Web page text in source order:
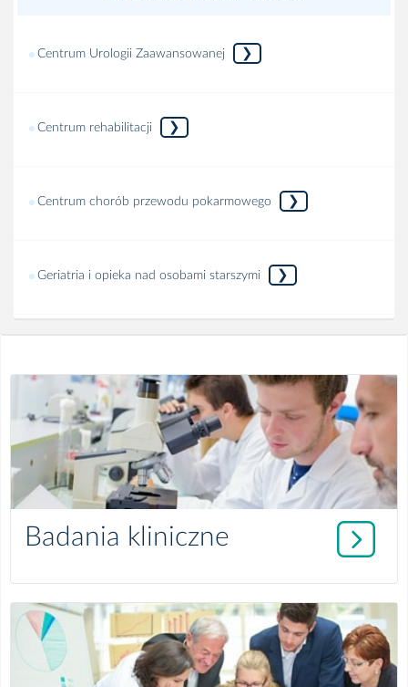
Centrum Urologii Zaawansowanej ❯
Centrum rehabilitacji ❯
Centrum chorób przewodu pokarmowego ❯
Geriatria i opieka nad osobami starszymi ❯
więcej
o
informacji:
Badania kliniczne